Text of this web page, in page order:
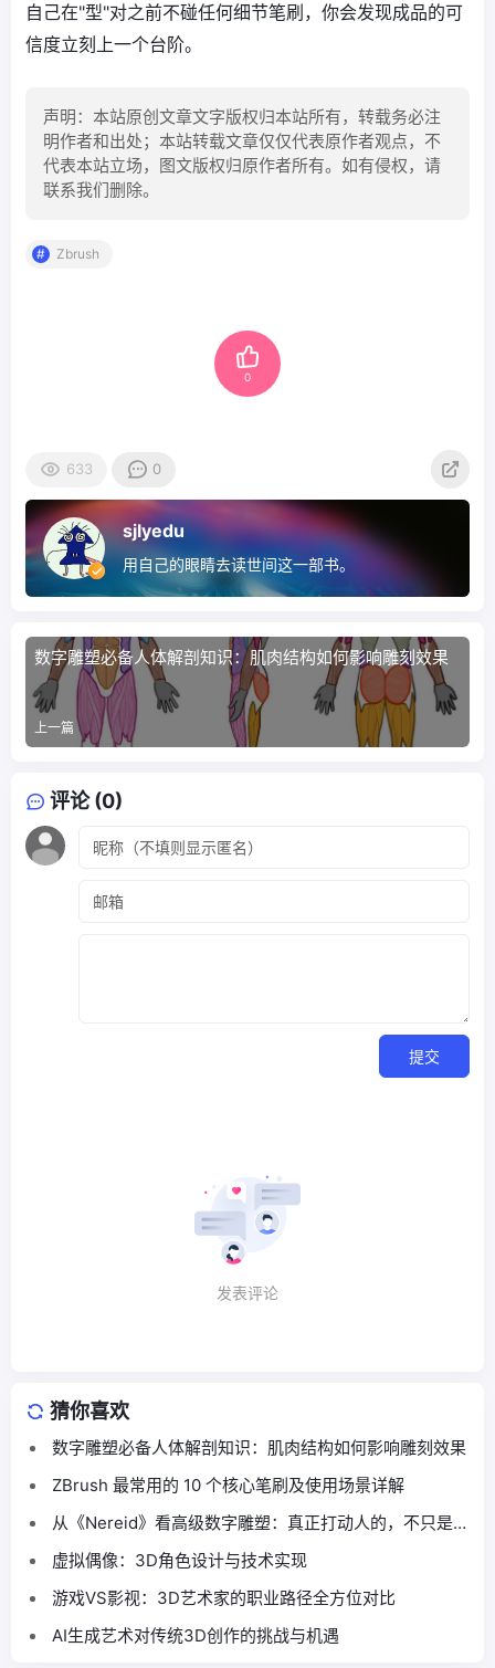
自己在"型"对之前不碰任何细节笔刷，你会发现成品的可
信度立刻上一个台阶。
声明：本站原创文章文字版权归本站所有，转载务必注
明作者和出处；本站转载文章仅仅代表原作者观点，不
代表本站立场，图文版权归原作者所有。如有侵权，请
联系我们删除。
Zbrush
0
633 0
sjlyedu
用自己的眼睛去读世间这一部书。
数字雕塑必备人体解剖知识：肌肉结构如何影响雕刻效果
上一篇
评论 (0)
提交
发表评论
猜你喜欢
数字雕塑必备人体解剖知识：肌肉结构如何影响雕刻效果
ZBrush 最常用的 10 个核心笔刷及使用场景详解
从《Nereid》看高级数字雕塑：真正打动人的，不只是细
节，而是气质
虚拟偶像：3D角色设计与技术实现
游戏VS影视：3D艺术家的职业路径全方位对比
AI生成艺术对传统3D创作的挑战与机遇